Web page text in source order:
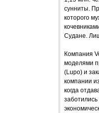
сунниты.
которого
Судане.
Компания
моделями
(Lupo) и
компании
когда